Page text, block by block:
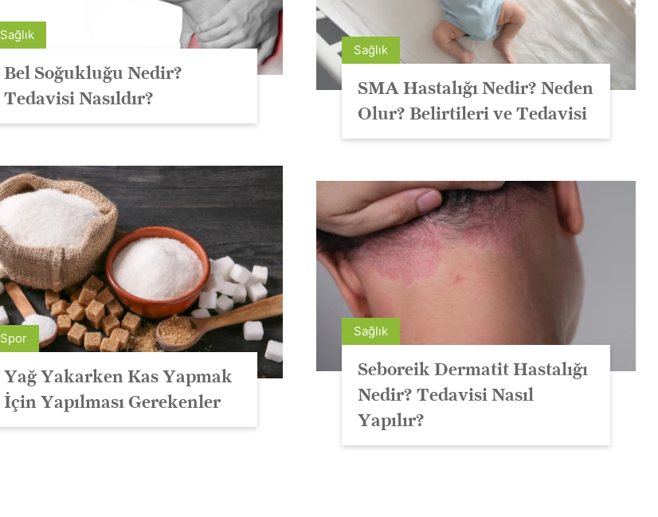
Sağlık
Bel Soğukluğu Nedir?
Tedavisi Nasıldır?
Spor
Yağ Yakarken Kas Yapmak
İçin Yapılması Gerekenler
Sağlık
SMA Hastalığı Nedir? Neden
Olur? Belirtileri ve Tedavisi
Sağlık
Seboreik Dermatit Hastalığı
Nedir? Tedavisi Nasıl
Yapılır?